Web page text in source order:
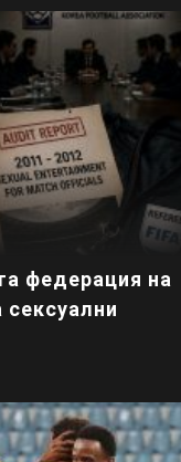
федерация на